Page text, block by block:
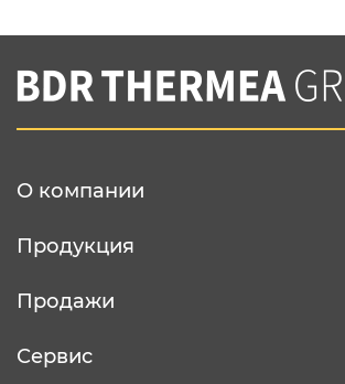
Вы соглашаетесь с нашей
конфеденциальности
О компании
Продукция
Продажи
Сервис